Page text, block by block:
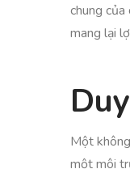
chung
mang lại
Một
một môi